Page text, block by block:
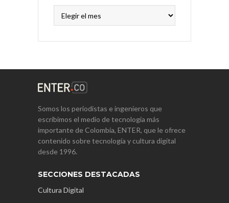
Somos los periodistas e ingenieros que
escribimos el medio de tecnología más
importante de Colombia, ENTER, que le ofrece
contenido sobre tecnología y cultura digital
desde 1996.
SECCIONES DESTACADAS
Cultura Digital